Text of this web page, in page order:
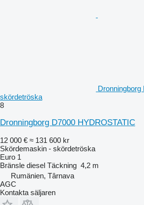
Dronningborg
skördetröska
8
Dronningborg D7000 HYDROSTATIC
12 000 € ≈ 131 600 kr
Skördemaskin - skördetröska
Euro 1
Bränsle diesel Täckning 4,2 m
Rumänien, Târnava
AGC
Kontakta säljaren